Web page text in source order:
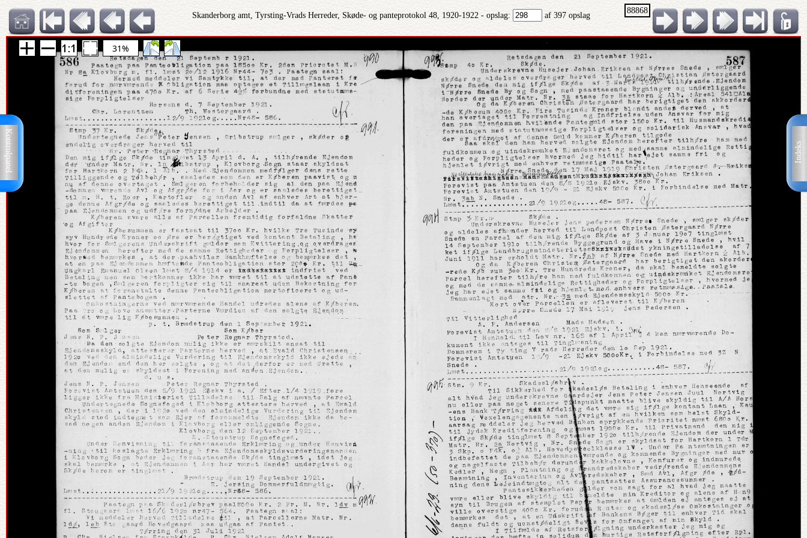
Indeks
Kontrolpanel
88868
Skanderborg amt, Tyrsting-Vrads Herreder, Skøde- og panteprotokol 48, 1920-1922 - opslag: af 397 opslag
31%